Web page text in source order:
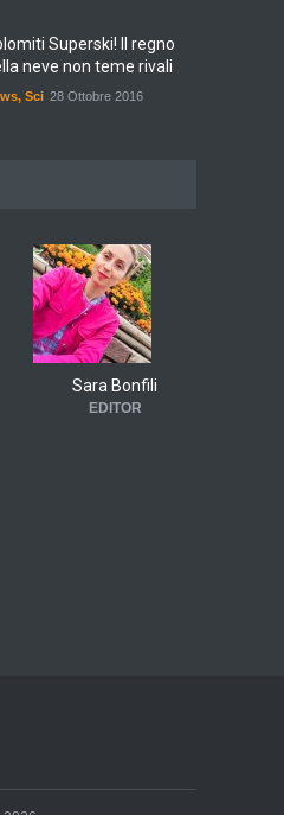
Superski! Il regno
neve non teme rivali
, Sci 28 Ottobre 2016
Sara Bonfili
EDITOR